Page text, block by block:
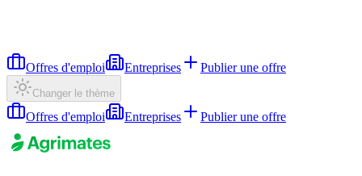
Offres d'emploi Entreprises Publier une offre
Changer le thème
Offres d'emploi Entreprises Publier une offre